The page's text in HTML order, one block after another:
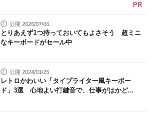
PR
公開 2026/07/06
とりあえず1つ持っておいてもよさそう 超ミニ
なキーボードがセール中
公開 2024/01/25
レトロかわいい「タイプライター風キーボー
ド」3選 心地よい打鍵音で、仕事がはかど...